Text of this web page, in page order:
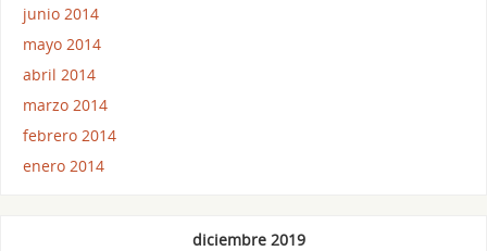
junio 2014
mayo 2014
abril 2014
marzo 2014
febrero 2014
enero 2014
diciembre 2019